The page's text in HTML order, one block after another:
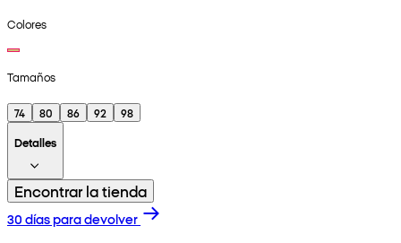
Colores
Tamaños
74 80 86 92
98
Detalles
Encontrar la tienda
30 días para devolver